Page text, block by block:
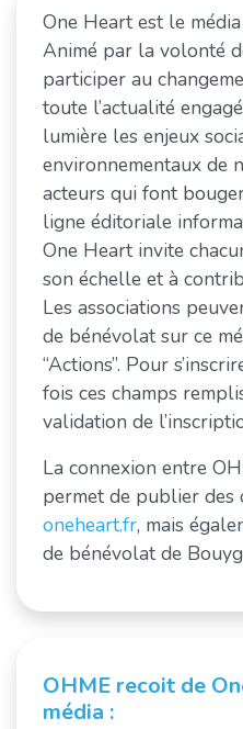
One Heart est le média
Animé par la volonté
participer au
toute l’actualité
lumière les enjeux
environnementaux de
acteurs qui font
ligne éditoriale
One Heart invite
son échelle et à
Les associations
de bénévolat sur ce
“Actions”. Pour
fois ces champs
validation de
La connexion entre
permet de publier
oneheart.fr, mais
de bénévolat de
OHME recoit de
média :